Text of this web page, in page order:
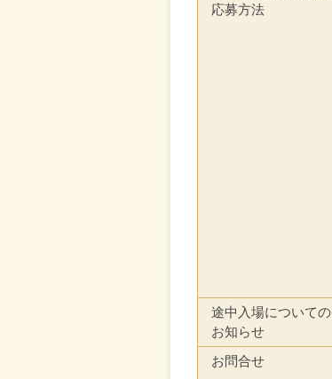
応募方法
途中入場についての
お知らせ
お問合せ